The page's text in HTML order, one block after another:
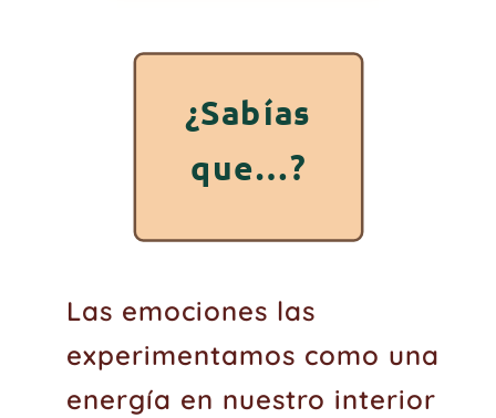
¿Sabías
que…?
Las emociones las
experimentamos como una
energía en nuestro interior